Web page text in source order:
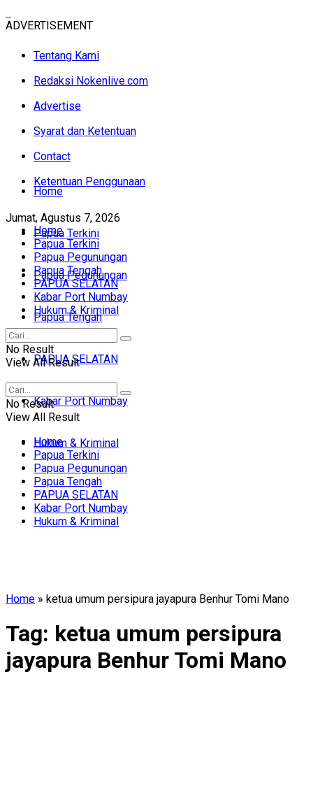
ADVERTISEMENT
Tentang Kami
Redaksi Nokenlive.com
Advertise
Syarat dan Ketentuan
Contact
Ketentuan Penggunaan
Jumat, Agustus 7, 2026
Home
Papua Terkini
Papua Pegunungan
Papua Tengah
PAPUA SELATAN
Kabar Port Numbay
Hukum & Kriminal
Home
Papua Terkini
Papua Pegunungan
Papua Tengah
PAPUA SELATAN
Kabar Port Numbay
Hukum & Kriminal
No Result
View All Result
No Result
View All Result
Home
Papua Terkini
Papua Pegunungan
Papua Tengah
PAPUA SELATAN
Kabar Port Numbay
Hukum & Kriminal
Home » ketua umum persipura jayapura Benhur Tomi Mano
Tag: ketua umum persipura
jayapura Benhur Tomi Mano